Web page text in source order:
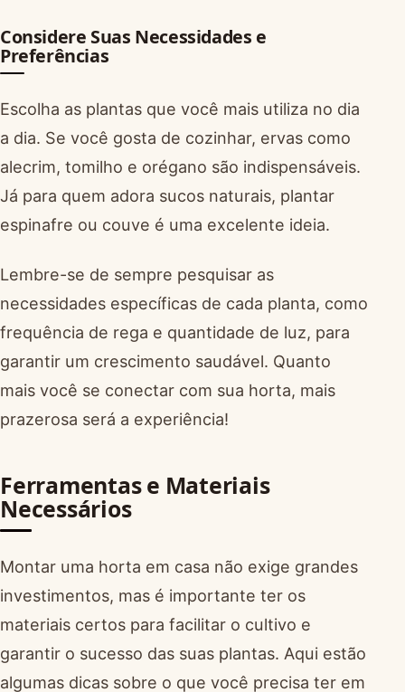
Considere Suas Necessidades e
Preferências
Escolha as plantas que você mais utiliza no dia
a dia. Se você gosta de cozinhar, ervas como
alecrim, tomilho e orégano são indispensáveis.
Já para quem adora sucos naturais, plantar
espinafre ou couve é uma excelente ideia.
Lembre-se de sempre pesquisar as
necessidades específicas de cada planta, como
frequência de rega e quantidade de luz, para
garantir um crescimento saudável. Quanto
mais você se conectar com sua horta, mais
prazerosa será a experiência!
Ferramentas e Materiais
Necessários
Montar uma horta em casa não exige grandes
investimentos, mas é importante ter os
materiais certos para facilitar o cultivo e
garantir o sucesso das suas plantas. Aqui estão
algumas dicas sobre o que você precisa ter em